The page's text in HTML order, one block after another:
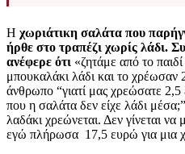
Η χωριάτικη σαλάτα που
ήρθε στο τραπέζι χωρίς λάδι.
ανέφερε ότι «ζητάμε από το
μπουκαλάκι λάδι και το
άνθρωπο “γιατί μας χρεώσατε
που η σαλάτα δεν είχε λάδι
λαδάκι χρεώνεται. Δεν γίνεται
εγώ πλήρωσα 17,5 ευρώ για μια